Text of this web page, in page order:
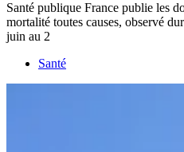
Santé publique France publie les
mortalité toutes causes, observé
juin au 2
Santé